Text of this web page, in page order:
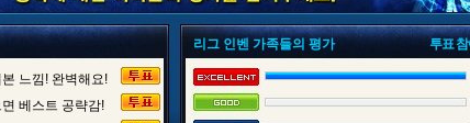
느낌! 완벽해요!
베스트 공략감!
리그 인벤 가족들의 평가 투표